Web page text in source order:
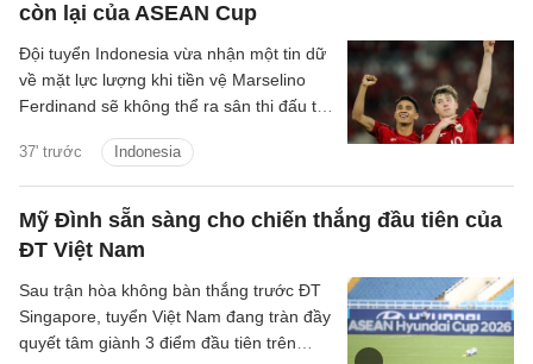
còn lại của ASEAN Cup
37' trước Indonesia
Đội tuyển Indonesia vừa nhận một tin dữ
về mặt lực lượng khi tiền vệ Marselino
Ferdinand sẽ không thể ra sân thi đấu tại
Mỹ Đình sẵn sàng cho chiến thắng đầu tiên của
ĐT Việt Nam
Sau trận hòa không bàn thắng trước ĐT
Singapore, tuyển Việt Nam đang tràn đầy
quyết tâm giành 3 điểm đầu tiên trên